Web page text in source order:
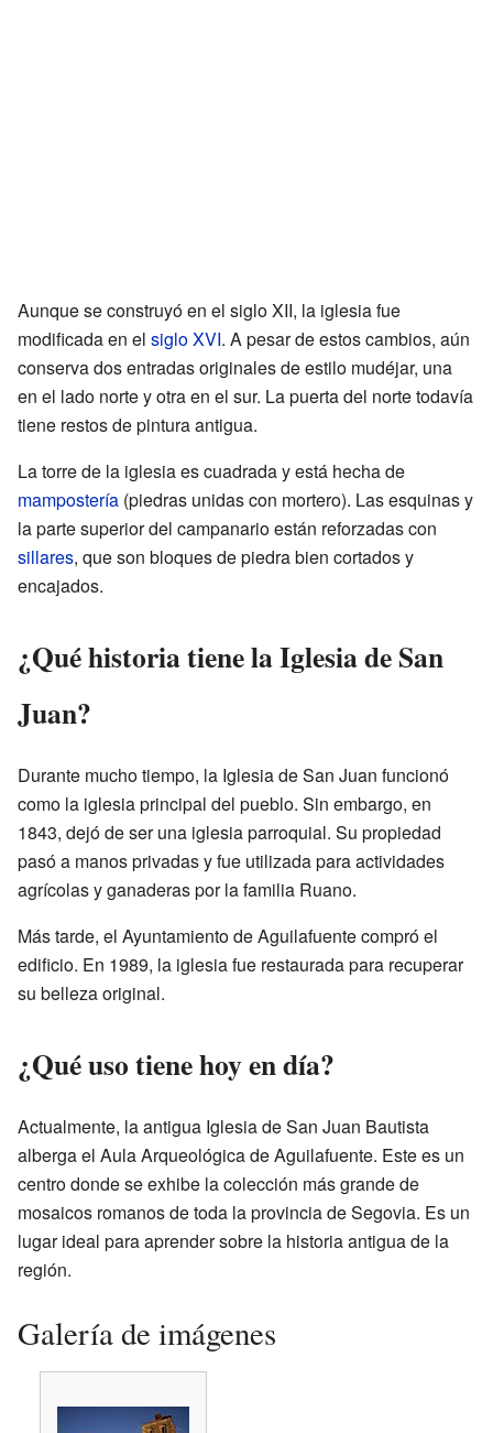
Aunque se construyó en el siglo XII, la iglesia fue
modificada en el siglo XVI. A pesar de estos cambios, aún
conserva dos entradas originales de estilo mudéjar, una
en el lado norte y otra en el sur. La puerta del norte todavía
tiene restos de pintura antigua.
La torre de la iglesia es cuadrada y está hecha de
mampostería (piedras unidas con mortero). Las esquinas y
la parte superior del campanario están reforzadas con
sillares, que son bloques de piedra bien cortados y
encajados.
¿Qué historia tiene la Iglesia de San
Juan?
Durante mucho tiempo, la Iglesia de San Juan funcionó
como la iglesia principal del pueblo. Sin embargo, en
1843, dejó de ser una iglesia parroquial. Su propiedad
pasó a manos privadas y fue utilizada para actividades
agrícolas y ganaderas por la familia Ruano.
Más tarde, el Ayuntamiento de Aguilafuente compró el
edificio. En 1989, la iglesia fue restaurada para recuperar
su belleza original.
¿Qué uso tiene hoy en día?
Actualmente, la antigua Iglesia de San Juan Bautista
alberga el Aula Arqueológica de Aguilafuente. Este es un
centro donde se exhibe la colección más grande de
mosaicos romanos de toda la provincia de Segovia. Es un
lugar ideal para aprender sobre la historia antigua de la
región.
Galería de imágenes